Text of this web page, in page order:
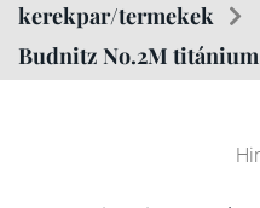
kerekpar/termekek
Budnitz No.2M